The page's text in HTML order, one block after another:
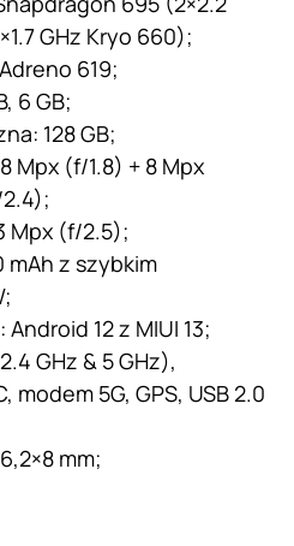
GHz Kryo 660);
619;
6 GB;
128 GB;
Mpx (f/1.8) + 8 Mpx
Mpx (f/2.5);
z szybkim
12 z MIUI 13;
GHz & 5 GHz),
modem 5G, GPS, USB 2.0
mm;